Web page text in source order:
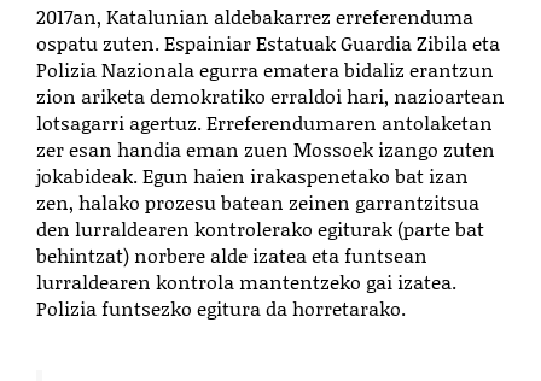
2017an, Katalunian aldebakarrez erreferenduma
ospatu zuten. Espainiar Estatuak Guardia Zibila eta
Polizia Nazionala egurra ematera bidaliz erantzun
zion ariketa demokratiko erraldoi hari, nazioartean
lotsagarri agertuz. Erreferendumaren antolaketan
zer esan handia eman zuen Mossoek izango zuten
jokabideak. Egun haien irakaspenetako bat izan
zen, halako prozesu batean zeinen garrantzitsua
den lurraldearen kontrolerako egiturak (parte bat
behintzat) norbere alde izatea eta funtsean
lurraldearen kontrola mantentzeko gai izatea.
Polizia funtsezko egitura da horretarako.